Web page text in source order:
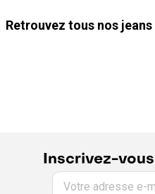
Retrouvez tous nos
Inscrivez-
Votre adresse e-